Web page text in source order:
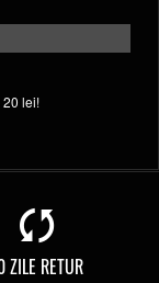
lei!
ZILE RETUR